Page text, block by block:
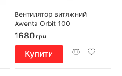
Вентилятор витяжний
Awenta Orbit 100
1680 грн
Купити